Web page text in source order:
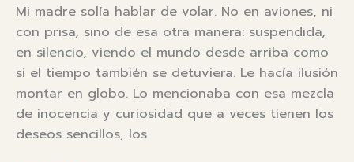
7
Mi madre solía hablar de volar. No en aviones, ni
con prisa, sino de esa otra manera: suspendida,
en silencio, viendo el mundo desde arriba como
si el tiempo también se detuviera. Le hacía ilusión
montar en globo. Lo mencionaba con esa mezcla
de inocencia y curiosidad que a veces tienen los
deseos sencillos, los